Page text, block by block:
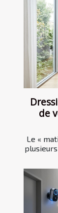
de
Le «